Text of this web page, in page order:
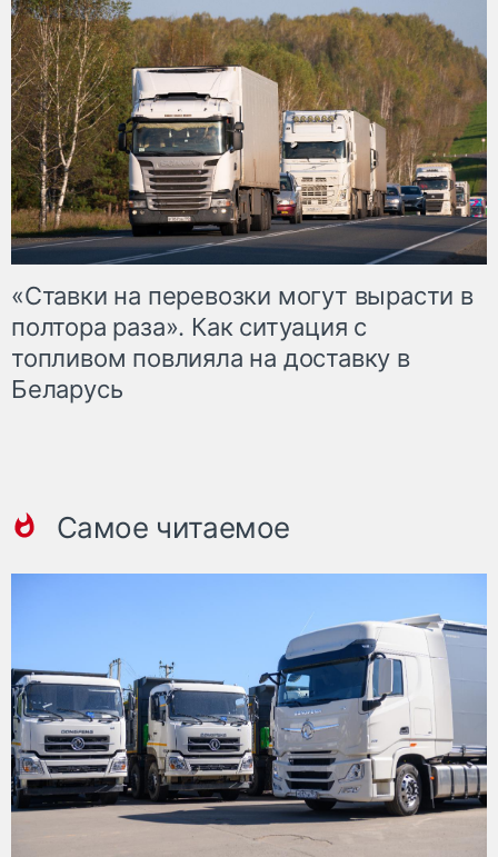
«Ставки на перевозки могут вырасти в
полтора раза». Как ситуация с
топливом повлияла на доставку в
Беларусь
Самое читаемое